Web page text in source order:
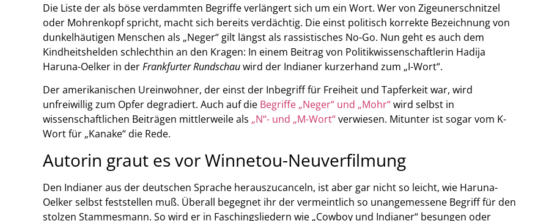
Die Liste der als böse verdammten Begriffe verlängert sich um ein Wort. Wer von Zigeunerschnitzel
oder Mohrenkopf spricht, macht sich bereits verdächtig. Die einst politisch korrekte Bezeichnung von
dunkelhäutigen Menschen als „Neger“ gilt längst als rassistisches No-Go. Nun geht es auch dem
Kindheitshelden schlechthin an den Kragen: In einem Beitrag von Politikwissenschaftlerin Hadija
Haruna-Oelker in derFrankfurter Rundschauwird der Indianer kurzerhand zum „I-Wort“.
Der amerikanischen Ureinwohner, der einst der Inbegriff für Freiheit und Tapferkeit war, wird
unfreiwillig zum Opfer degradiert. Auch auf die Begriffe „Neger“ und „Mohr“wird selbst in
wissenschaftlichen Beiträgen mittlerweile als „N“- und „M-Wort“verwiesen. Mitunter ist sogar vom K-
Wort für „Kanake“ die Rede.
Autorin graut es vor Winnetou-Neuverfilmung
Den Indianer aus der deutschen Sprache herauszucanceln, ist aber gar nicht so leicht, wie Haruna-
Oelker selbst feststellen muß. Überall begegnet ihr der vermeintlich so unangemessene Begriff für den
stolzen Stammesmann. So wird er in Faschingsliedern wie „Cowboy und Indianer“ besungen oder